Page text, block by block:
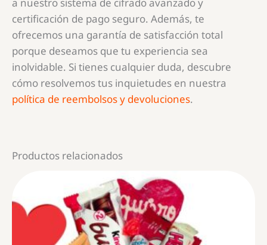
a nuestro sistema de cifrado avanzado y
certificación de pago seguro. Además, te
ofrecemos una garantía de satisfacción total
porque deseamos que tu experiencia sea
inolvidable. Si tienes cualquier duda, descubre
cómo resolvemos tus inquietudes en nuestra
política de reembolsos y devoluciones.
Productos relacionados